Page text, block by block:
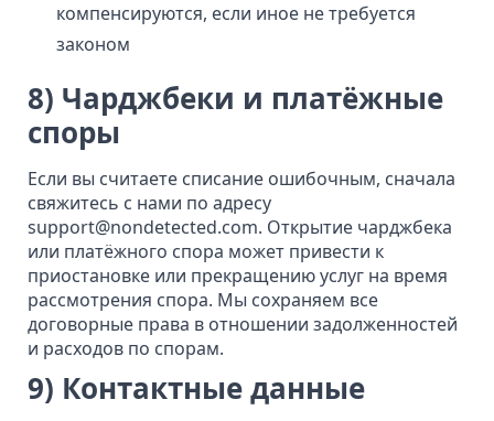
компенсируются, если иное не требуется
законом
8) Чарджбеки и платёжные
споры
Если вы считаете списание ошибочным, сначала
свяжитесь с нами по адресу
support@nondetected.com. Открытие чарджбека
или платёжного спора может привести к
приостановке или прекращению услуг на время
рассмотрения спора. Мы сохраняем все
договорные права в отношении задолженностей
и расходов по спорам.
9) Контактные данные